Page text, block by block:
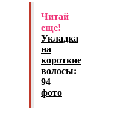
Читай
еще!
Укладка
на
короткие
волосы:
94
фото